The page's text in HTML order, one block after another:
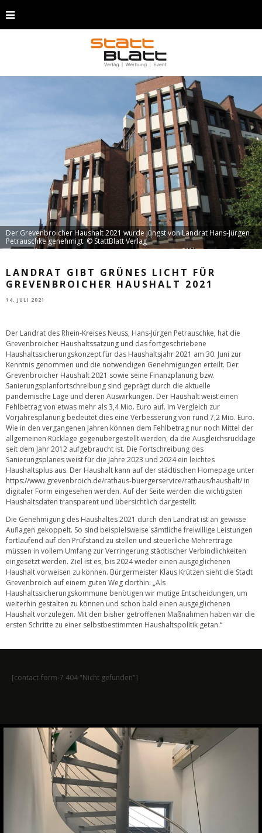
Der Grevenbroicher Haushalt 2021 wurde jüngst von Landrat Hans-Jürgen
Petrauschke genehmigt. © StattBlatt Verlag
LANDRAT GIBT GRÜNES LICHT FÜR
GREVENBROICHER HAUSHALT 2021
14. JULI 2021
Der Landrat des Rhein-Kreises Neuss, Hans-Jürgen Petrauschke, hat die
Grevenbroicher Haushaltssatzung und das fortgeschriebene
Haushaltssicherungskonzept für das Haushaltsjahr 2021 am 30. Juni zur
Kenntnis genommen und die notwendigen Genehmigungen erteilt. Der
Grevenbroicher Haushalt 2021 sowie seine Finanzplanung bzw.
Sanierungsplanfortschreibung sind geprägt durch die aktuelle
pandemische Lage und deren Auswirkungen. Der Haushalt weist einen
Fehlbetrag von etwas mehr als 3,4 Mio. Euro auf. Im Vergleich zur
Vorjahresplanung bedeutet dies eine Verbesserung von rund 7,2 Mio. Euro.
Wie in den vergangenen Jahren können dem Fehlbetrag nur noch Mittel der
allgemeinen Rücklage gegenübergestellt werden, da die Ausgleichsrücklage
seit dem Jahr 2012 aufgebraucht ist. Die Fortschreibung des
Sanierungsplanes weist für die Jahre 2023 und 2024 ein leichtes
Haushaltsplus aus. Der Haushalt kann auf der städtischen Homepage unter
https://www.grevenbroich.de/rathaus-buergerservice/rathaus/haushalt/ in
digitaler Form eingesehen werden. Auf der Seite werden die wichtigsten
Haushaltsdaten transparent und übersichtlich dargestellt.
Die Genehmigung des Haushaltes 2021 durch den Landrat ist an gewisse
Auflagen gekoppelt. So sind beispielsweise sämtliche freiwillige Leistungen
fortlaufend auf den Prüfstand zu stellen und steuerliche Mehrerträge
müssen in vollem Umfang zur Verringerung städtischer Verbindlichkeiten
eingesetzt werden. Ziel ist es, bis 2024 wieder einen ausgeglichenen
Haushalt vorweisen zu können. Bürgermeister Klaus Krützen sieht die Stadt
Grevenbroich auf einem guten Weg dorthin: „Als
Haushaltssicherungskommune benötigen wir mutige Entscheidungen, um
weiterhin gestalten zu können und schon bald einen ausgeglichenen
Haushalt vorzulegen. Mit den bisher getroffenen Maßnahmen haben wir die
ersten Schritte zu einer selbstbestimmten Haushaltspolitik getan.“
[contact-form-7 404 "Nicht gefunden"]